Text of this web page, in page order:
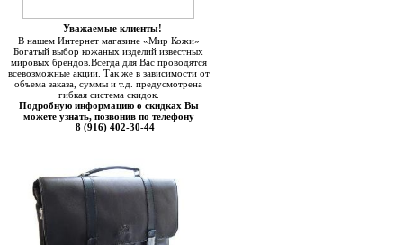
Уважаемые клиенты!
В нашем Интернет магазине «Мир Кожи»
Богатый выбор кожаных изделий известных
мировых брендов.Всегда для Вас проводятся
всевозможные акции. Так же в зависимости от
объема заказа, суммы и т.д. предусмотрена
гибкая система скидок.
Подробную информацию о скидках Вы
можете узнать, позвонив по телефону
8 (916) 402-30-44